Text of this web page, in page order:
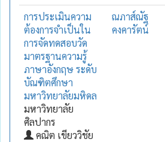
การประเมินความ
ต้องการจำเป็นใน
การจัดทดสอบวัด
มาตรฐานความรู้
ภาษาอังกฤษ ระดับ
บัณฑิตศึกษา
มหาวิทยาลัยมหิดล
มหาวิทยาลัย
ศิลปากร
คณิต เขียววิชัย
ณภาส์ณัฐ
คงคารัตน์